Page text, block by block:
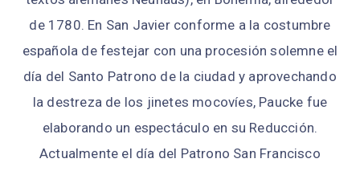
de 1780. En San Javier conforme a la costumbre
española de festejar con una procesión solemne el
día del Santo Patrono de la ciudad y aprovechando
la destreza de los jinetes mocovíes, Paucke fue
elaborando un espectáculo en su Reducción.
Actualmente el día del Patrono San Francisco